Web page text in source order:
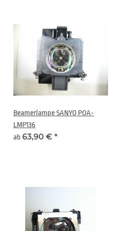
Beamerlampe SANYO POA-
LMP136
ab 63,90 € *